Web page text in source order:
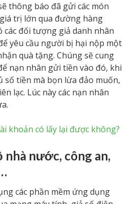
thông báo đã gửi các món
trị lớn qua đường hàng
các đối tượng giả danh nhân
yêu cầu người bị hại nộp một
quà tặng. Chúng sẽ cung
nạn nhân gửi tiền vào đó, khi
số tiền mà bọn lừa đảo muốn,
lạc. Lúc này các nạn nhân
khoản có lấy lại được không?
nhà nước, công an,
các phần mềm ứng dụng